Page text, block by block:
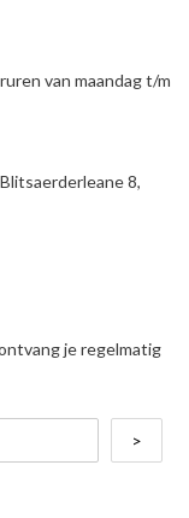
van maandag t/m
8,
je regelmatig